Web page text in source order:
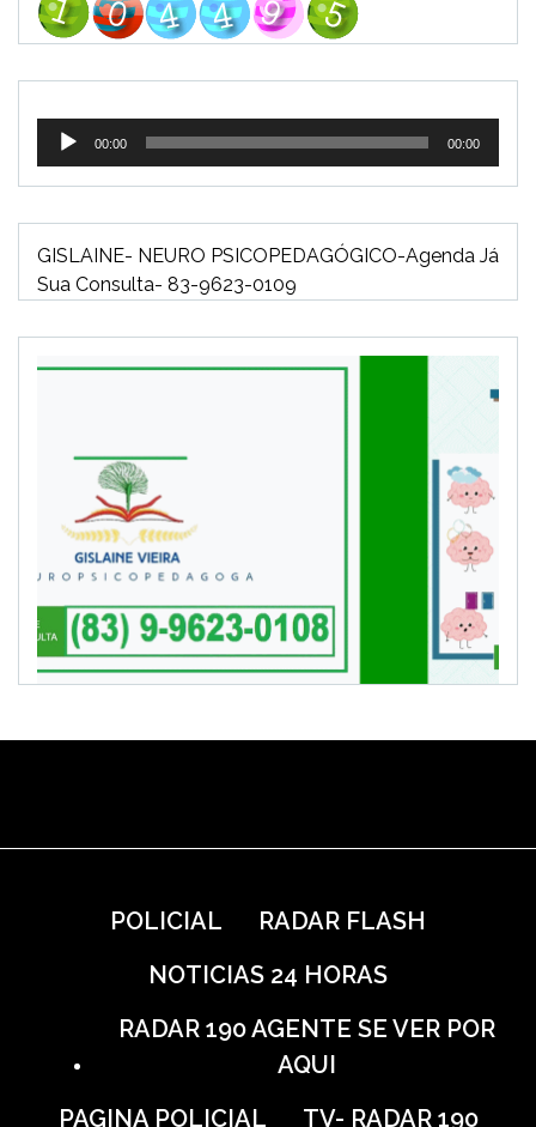
Tocador
áudio
00:00 00:00
GISLAINE- NEURO PSICOPEDAGÓGICO-Agenda Já
Sua Consulta- 83-9623-0109
POLICIAL
RADAR FLASH
NOTICIAS 24 HORAS
RADAR 190 AGENTE SE VER POR
AQUI
PAGINA POLICIAL
TV- RADAR 190